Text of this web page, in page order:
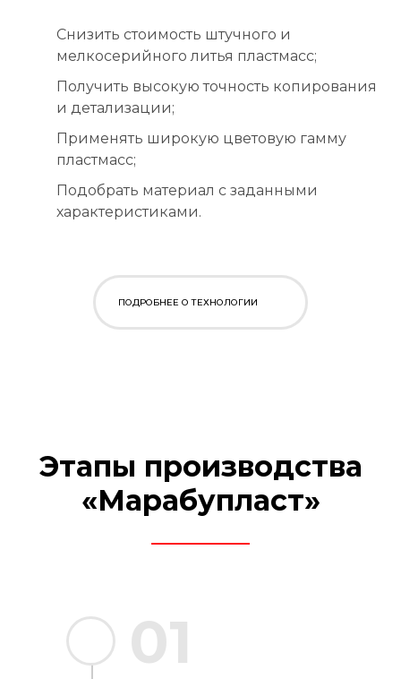
Снизить стоимость штучного и
мелкосерийного литья пластмасс;
Получить высокую точность копирования
и детализации;
Применять широкую цветовую гамму
пластмасс;
Подобрать материал с заданными
характеристиками.
ПОДРОБНЕЕ О ТЕХНОЛОГИИ
Этапы производства
«Марабупласт»
01